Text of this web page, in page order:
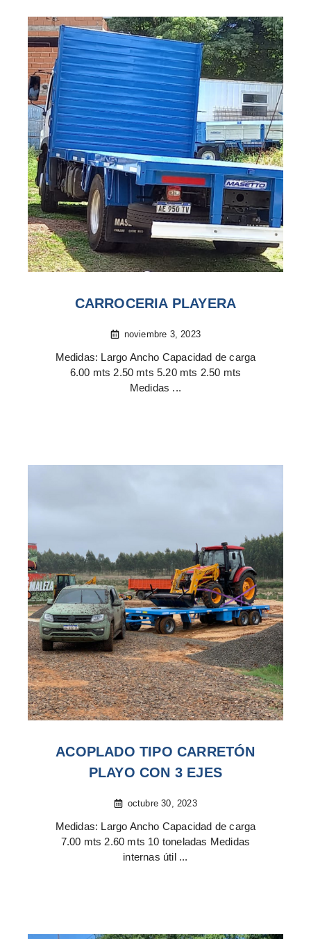
CARROCERIA PLAYERA
noviembre 3, 2023
Medidas: Largo Ancho Capacidad de carga
6.00 mts 2.50 mts 5.20 mts 2.50 mts
Medidas ...
ACOPLADO TIPO CARRETÓN
PLAYO CON 3 EJES
octubre 30, 2023
Medidas: Largo Ancho Capacidad de carga
7.00 mts 2.60 mts 10 toneladas Medidas
internas útil ...